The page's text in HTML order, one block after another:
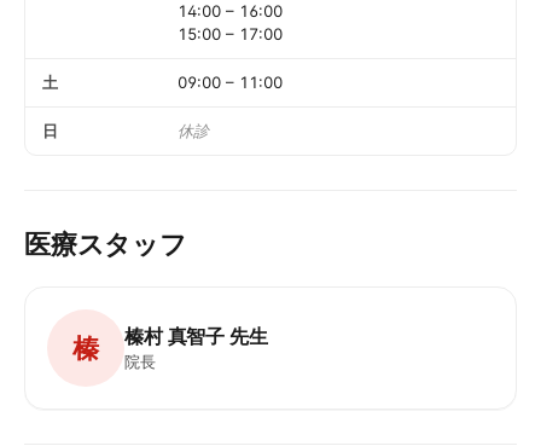
14:00 – 16:00
15:00 – 17:00
土 09:00 – 11:00
日 休診
医療スタッフ
榛 榛村 真智子 先生
院長